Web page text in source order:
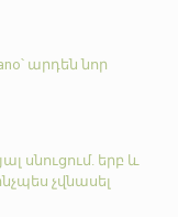
արդեն նոր
սնուցում. երբ և
չվնասել